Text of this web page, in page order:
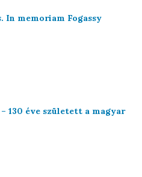
In memoriam Fogassy
130 éve született a magyar